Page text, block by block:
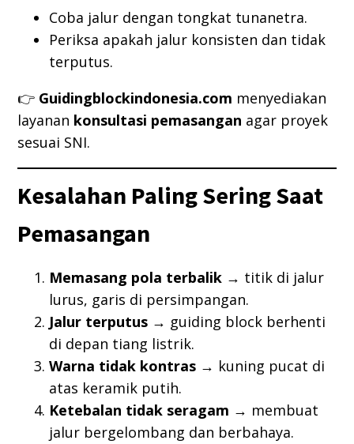
Coba jalur dengan tongkat tunanetra.
Periksa apakah jalur konsisten dan tidak
terputus.
👉 Guidingblockindonesia.com menyediakan
layanan konsultasi pemasangan agar proyek
sesuai SNI.
Kesalahan Paling Sering Saat
Pemasangan
Memasang pola terbalik → titik di jalur
lurus, garis di persimpangan.
Jalur terputus → guiding block berhenti
di depan tiang listrik.
Warna tidak kontras → kuning pucat di
atas keramik putih.
Ketebalan tidak seragam → membuat
jalur bergelombang dan berbahaya.